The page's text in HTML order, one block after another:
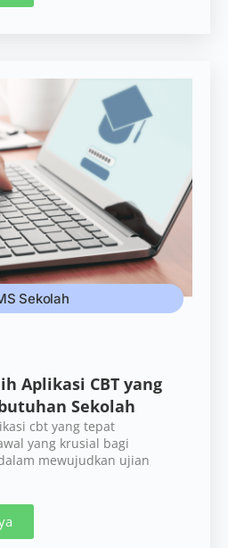
Sekolah
Aplikasi CBT yang
Sekolah
cbt yang tepat
yang krusial bagi
mewujudkan ujian